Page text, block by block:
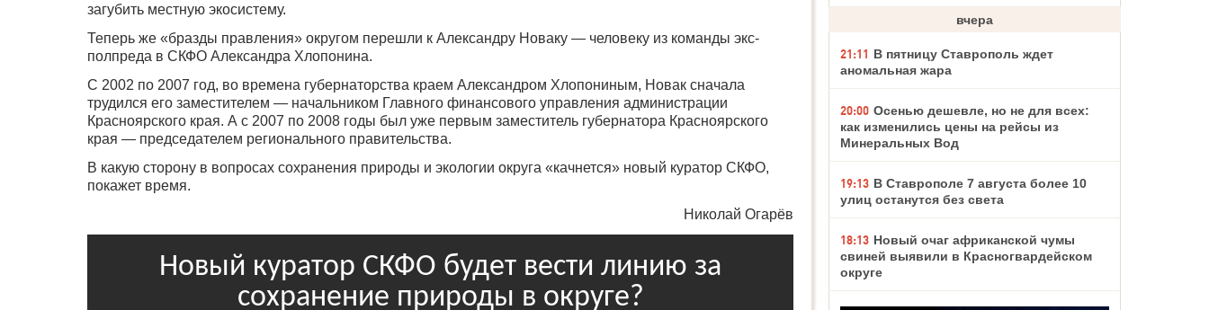
загубить местную экосистему.
Теперь же «бразды правления» округом перешли к Александру Новаку — человеку из команды экс-
полпреда в СКФО Александра Хлопонина.
С 2002 по 2007 год, во времена губернаторства краем Александром Хлопониным, Новак сначала
трудился его заместителем — начальником Главного финансового управления администрации
Красноярского края. А с 2007 по 2008 годы был уже первым заместитель губернатора Красноярского
края — председателем регионального правительства.
В какую сторону в вопросах сохранения природы и экологии округа «качнется» новый куратор СКФО,
покажет время.
Николай Огарёв
вчера
21:11 В пятницу Ставрополь ждет
аномальная жара
20:00 Осенью дешевле, но не для всех:
как изменились цены на рейсы из
Минеральных Вод
19:13 В Ставрополе 7 августа более 10
улиц останутся без света
18:13 Новый очаг африканской чумы
свиней выявили в Красногвардейском
округе